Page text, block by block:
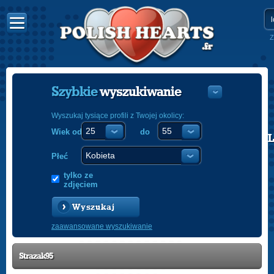
POLISH
Szybkiewyszukiwanie
Wyszukaj tysiące profili z Twojej okolicy:
Wiek od do
Płeć
tylko ze
zdjęciem
Wyszukaj
zaawansowane wyszukiwanie
Strazak95